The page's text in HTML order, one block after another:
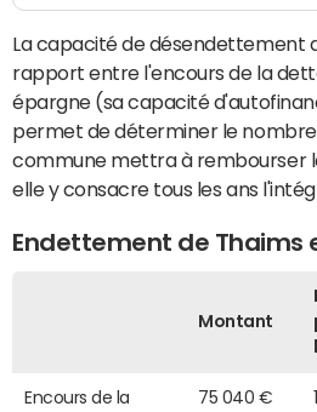
La capacité de désendettement
rapport entre l'encours de la
épargne (sa capacité
permet de déterminer le nombre
commune mettra à rembourser
elle y consacre tous les ans
Endettement de Thaims
Montant
Encours de la
75 040 €